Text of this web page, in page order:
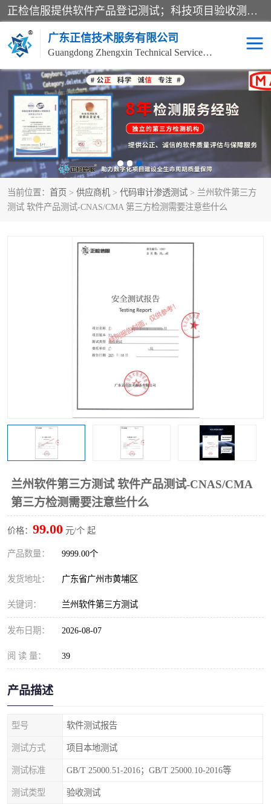
正检信服提供软件产品登记测试；科技项目验收测试；产品确认测试；功能测试；性能测试；安全测试；代码审计测试；漏洞扫描测试；渗透测试；风险评估测试；信息安全等级保护测评；双软认定；实验室建设质量体系建设；软件着作权、软件评测等服务。
广东正信技术服务有限公司
Guangdong Zhengxin Technical Service Co., Ltd
当前位置： 首页 > 供应商机 > 代码审计渗透测试 > 兰州软件第三方
测试 软件产品测试-CNAS/CMA 第三方检测需要注意些什么
兰州软件第三方测试 软件产品测试-CNAS/CMA
第三方检测需要注意些什么
价格： 99.00 元/个 起
产品数量： 9999.00个
发货地址： 广东省广州市黄埔区
关键词： 兰州软件第三方测试
发布日期： 2026-08-07
阅 读 量： 39
产品描述
型号 软件测试报告
测试方式 项目本地测试
测试标准 GB/T 25000.51-2016；GB/T 25000.10-2016等
测试类型 验收测试
电子政务验收测评 数字信息化验收测评
应用软件系统测试 信息系统漏洞扫描
科技成果鉴定测试 软件产品登记测试
信息安全风险评估 系统性能效率测试